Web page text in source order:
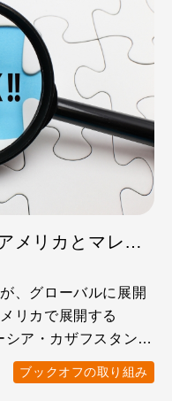
ブックオフの海外事業、アメリカとマレーシアはココが違う！
、グローバルに展開
リカで展開する
シア・カザフスタンを
ブックオフの取り組み